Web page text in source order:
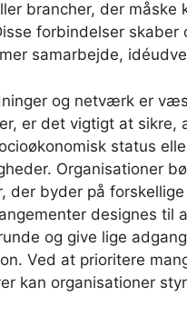
brancher, der
forbindelser
samarbejde,
og netværk er
er det vigtigt at
status
Organisationer
der byder på
designes til
og give lige
Ved at prioritere
kan organisationer